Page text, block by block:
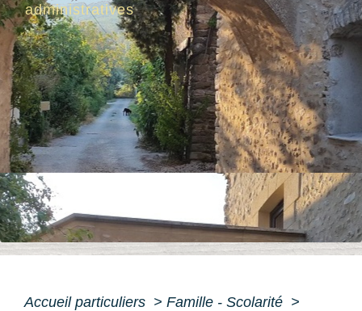
administratives
Accueil particuliers > Famille - Scolarité >